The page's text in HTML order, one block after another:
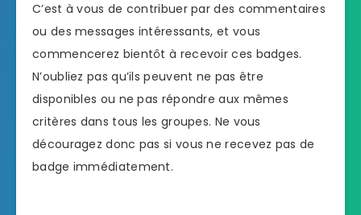
C’est à vous de contribuer par des commentaires
ou des messages intéressants, et vous
commencerez bientôt à recevoir ces badges.
N’oubliez pas qu’ils peuvent ne pas être
disponibles ou ne pas répondre aux mêmes
critères dans tous les groupes. Ne vous
découragez donc pas si vous ne recevez pas de
badge immédiatement.